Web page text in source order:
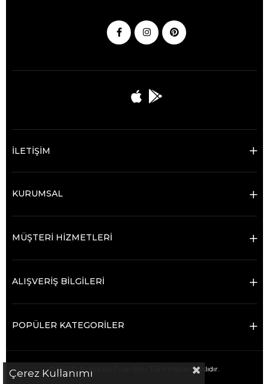
İLETİŞİM
KURUMSAL
MÜŞTERİ HİZMETLERİ
ALIŞVERİŞ BİLGİLERİ
POPÜLER KATEGORİLER
© 2020 Ayakkabı Fuarı Elit- Tüm hakları saklıdır.
Çerez Kullanımı